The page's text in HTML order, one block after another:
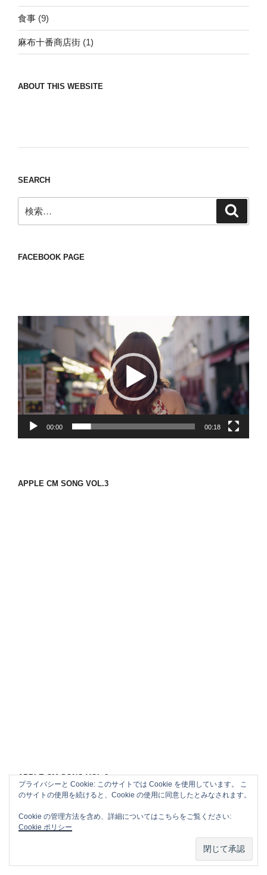
食事 (9)
麻布十番商店街 (1)
ABOUT THIS WEBSITE
SEARCH
索:
FACEBOOK PAGE
動
画
プ
レ
ー
ヤ
ー
00:00 00:18
APPLE CM SONG VOL.3
APPLE CM SONG VOL.2
プライバシーと Cookie: このサイトでは Cookie を使用しています。 こ
のサイトの使用を続けると、Cookie の使用に同意したとみなされます。
Cookie の管理方法を含め、詳細についてはこちらをご覧ください:
Cookie ポリシー